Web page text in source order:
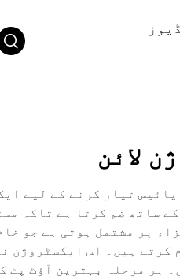
لائن
تیار کرنے کے لیے
ساتھ ضم کرتا ہے تاکہ
پر مشتمل ہوتی ہے جو
ہیں۔ اس ایکسٹروژن
ہر مرحلہ بہترین آؤٹ پٹ